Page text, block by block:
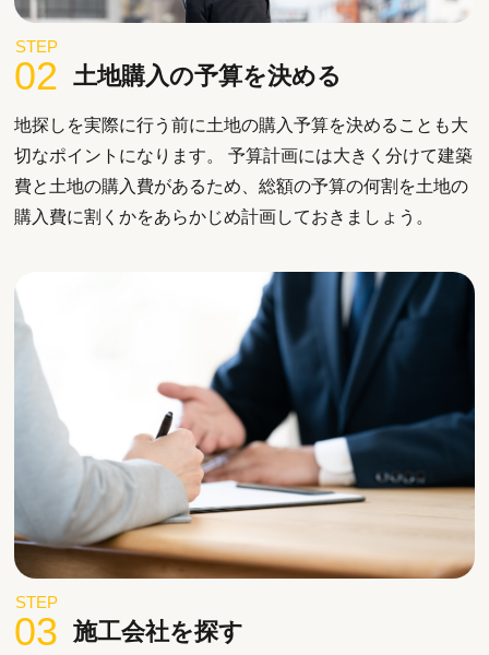
STEP
02 土地購入の予算を決める
地探しを実際に行う前に土地の購入予算を決めることも大
切なポイントになります。 予算計画には大きく分けて建築
費と土地の購入費があるため、総額の予算の何割を土地の
購入費に割くかをあらかじめ計画しておきましょう。
STEP
03 施工会社を探す